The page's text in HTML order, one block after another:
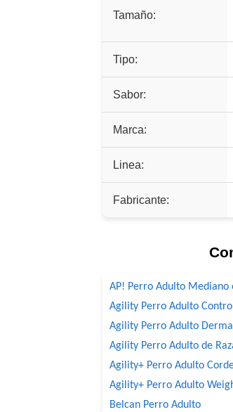
Tamaño:
Tipo:
Sabor:
Marca:
Linea:
Fabricante:
AP! Perro Adulto Mediano
Agility Perro Adulto
Agility Perro Adulto
Agility Perro Adulto de
Agility+ Perro Adulto
Agility+ Perro Adulto
Belcan Perro Adulto